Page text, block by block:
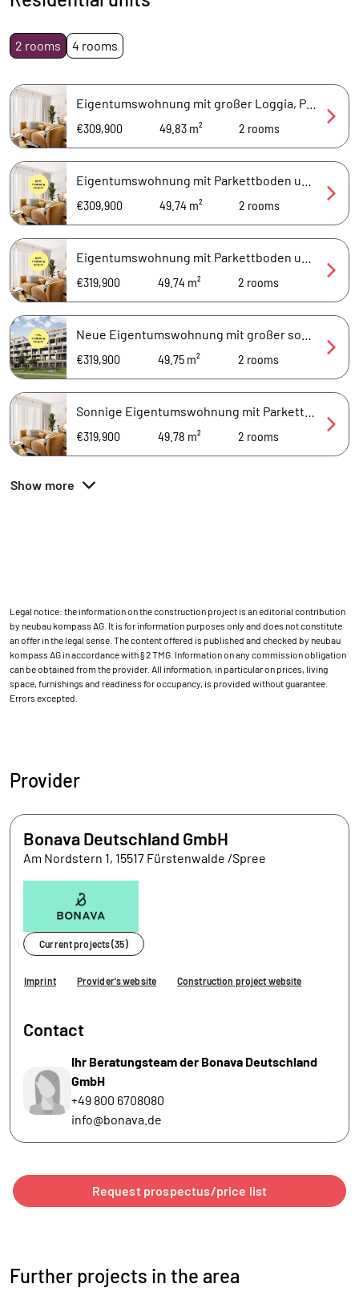
2 rooms 4 rooms
€309,900
49.83 m² 2 rooms
€309,900
49.74 m² 2 rooms
€319,900
49.74 m² 2 rooms
€319,900
49.75 m² 2 rooms
€319,900
49.78 m² 2 rooms
Show more
Legal notice: the information on the construction project is an editorial contribution
by neubau kompass AG. It is for information purposes only and does not constitute
an offer in the legal sense. The content offered is published and checked by neubau
kompass AG in accordance with § 2 TMG. Information on any commission obligation
can be obtained from the provider. All information, in particular on prices, living
space, furnishings and readiness for occupancy, is provided without guarantee.
Errors excepted.
Provider
Bonava Deutschland GmbH
Am Nordstern 1, 15517 Fürstenwalde /Spree
Current projects (35)
Imprint Provider's website Construction project website
Contact
Ihr Beratungsteam der Bonava Deutschland
GmbH
+49 800 6708080
info@bonava.de
Request prospectus/price list
Further projects in the area